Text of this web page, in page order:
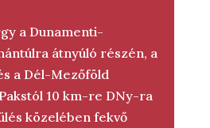
a Dunamenti-
átnyúló részén, a
a Dél-Mezőföld
10 km-re DNy-ra
közelében fekvő